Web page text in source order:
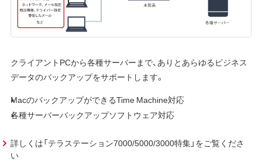
クライアントPCから各種サーバーまで、ありとあらゆるビジネス
データのバックアップをサポートします。
MacのバックアップができるTime Machine対応
各種サーバーバックアップソフトウェア対応
詳しくは「テラステーション7000/5000/3000特集」をご覧くださ
い